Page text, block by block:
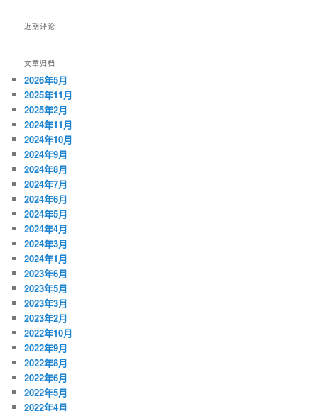
近期评论
文章归档
2026年5月
2025年11月
2025年2月
2024年11月
2024年10月
2024年9月
2024年8月
2024年7月
2024年6月
2024年5月
2024年4月
2024年3月
2024年1月
2023年6月
2023年5月
2023年3月
2023年2月
2022年10月
2022年9月
2022年8月
2022年6月
2022年5月
2022年4月